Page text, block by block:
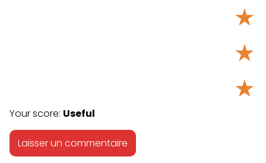
★
★
★
Your score: Useful